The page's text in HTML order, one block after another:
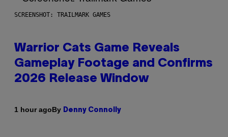
SCREENSHOT: TRAILMARK GAMES
Warrior Cats Game Reveals
Gameplay Footage and Confirms
2026 Release Window
1 hour agoBy Denny Connolly